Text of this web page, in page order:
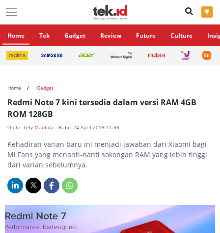
×
Home Tek Gadget Review Future Culture
Home Gadget
Redmi Note 7 kini tersedia dalam versi RAM 4GB
ROM 128GB
Oleh: Lely Maulida - Rabu, 24 April 2019 11:36
Kehadiran varian baru ini menjadi jawaban dari Xiaomi bagi
Mi Fans yang menanti-nanti sokongan RAM yang lebih tinggi
dari varian sebelumnya.